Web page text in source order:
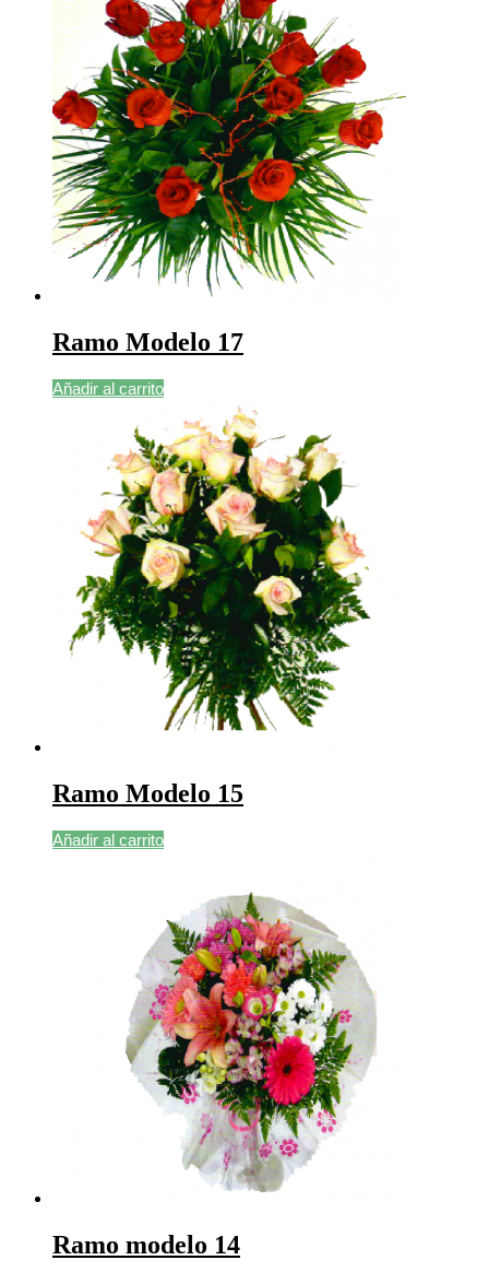
Ramo Modelo 17
Añadir al carrito
Ramo Modelo 15
Añadir al carrito
Ramo modelo 14